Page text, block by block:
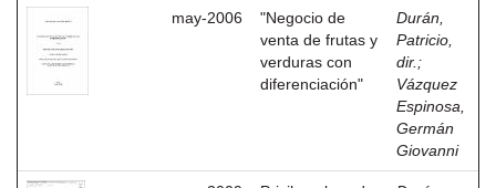
may-2006
"Negocio de
venta de frutas y
verduras con
diferenciación"
Durán,
Patricio,
dir. ;
Vázquez
Espinosa,
Germán
Giovanni